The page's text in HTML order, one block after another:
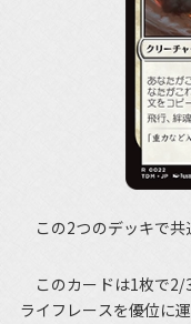
この2つのデッキで共
このカードは1枚で2/
ライフレースを優位に運